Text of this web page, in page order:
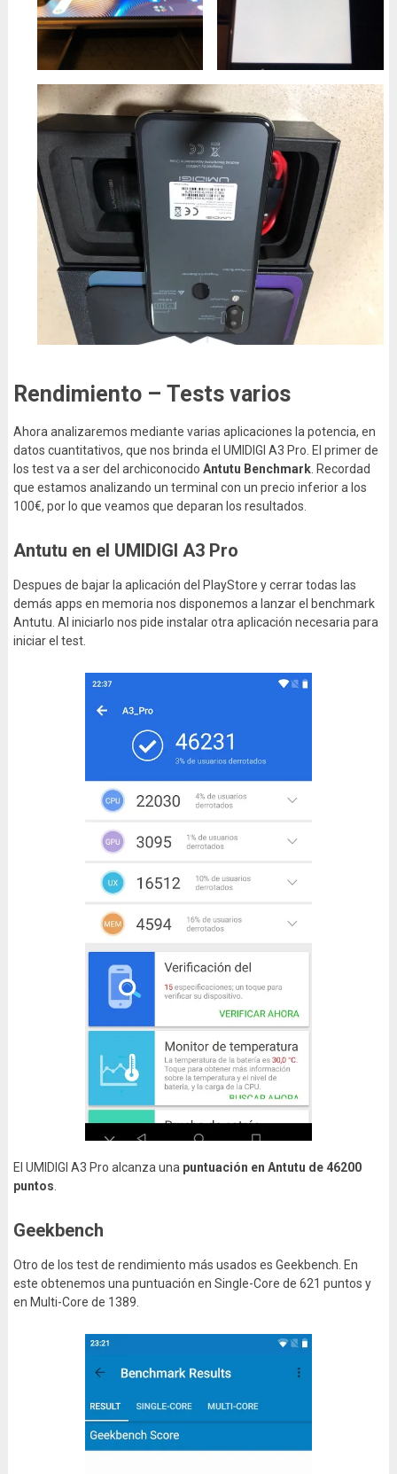
Rendimiento – Tests varios
Ahora analizaremos mediante varias aplicaciones la potencia, en
datos cuantitativos, que nos brinda el UMIDIGI A3 Pro. El primer de
los test va a ser del archiconocido Antutu Benchmark. Recordad
que estamos analizando un terminal con un precio inferior a los
100€, por lo que veamos que deparan los resultados.
Antutu en el UMIDIGI A3 Pro
Despues de bajar la aplicación del PlayStore y cerrar todas las
demás apps en memoria nos disponemos a lanzar el benchmark
Antutu. Al iniciarlo nos pide instalar otra aplicación necesaria para
iniciar el test.
El UMIDIGI A3 Pro alcanza una puntuación en Antutu de46200
puntos
Geekbench
Otro de los test de rendimiento más usados es Geekbench. En
este obtenemos una puntuación en Single-Core de 621 puntos y
en Multi-Core de 1389.